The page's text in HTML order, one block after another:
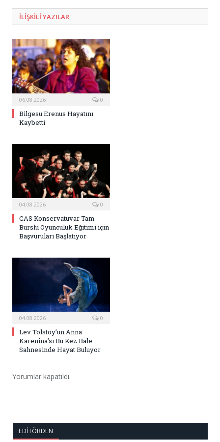
ILIŞKILI YAZILAR
06.08.2026 0
Bilgesu Erenus Hayatını
Kaybetti
04.08.2026 0
CAS Konservatuvar Tam
Burslu Oyunculuk Eğitimi için
Başvuruları Başlatıyor
04.08.2026 0
Lev Tolstoy’un Anna
Karenina’sı Bu Kez Bale
Sahnesinde Hayat Buluyor
Yorumlar kapatıldı.
EDITÖRDEN